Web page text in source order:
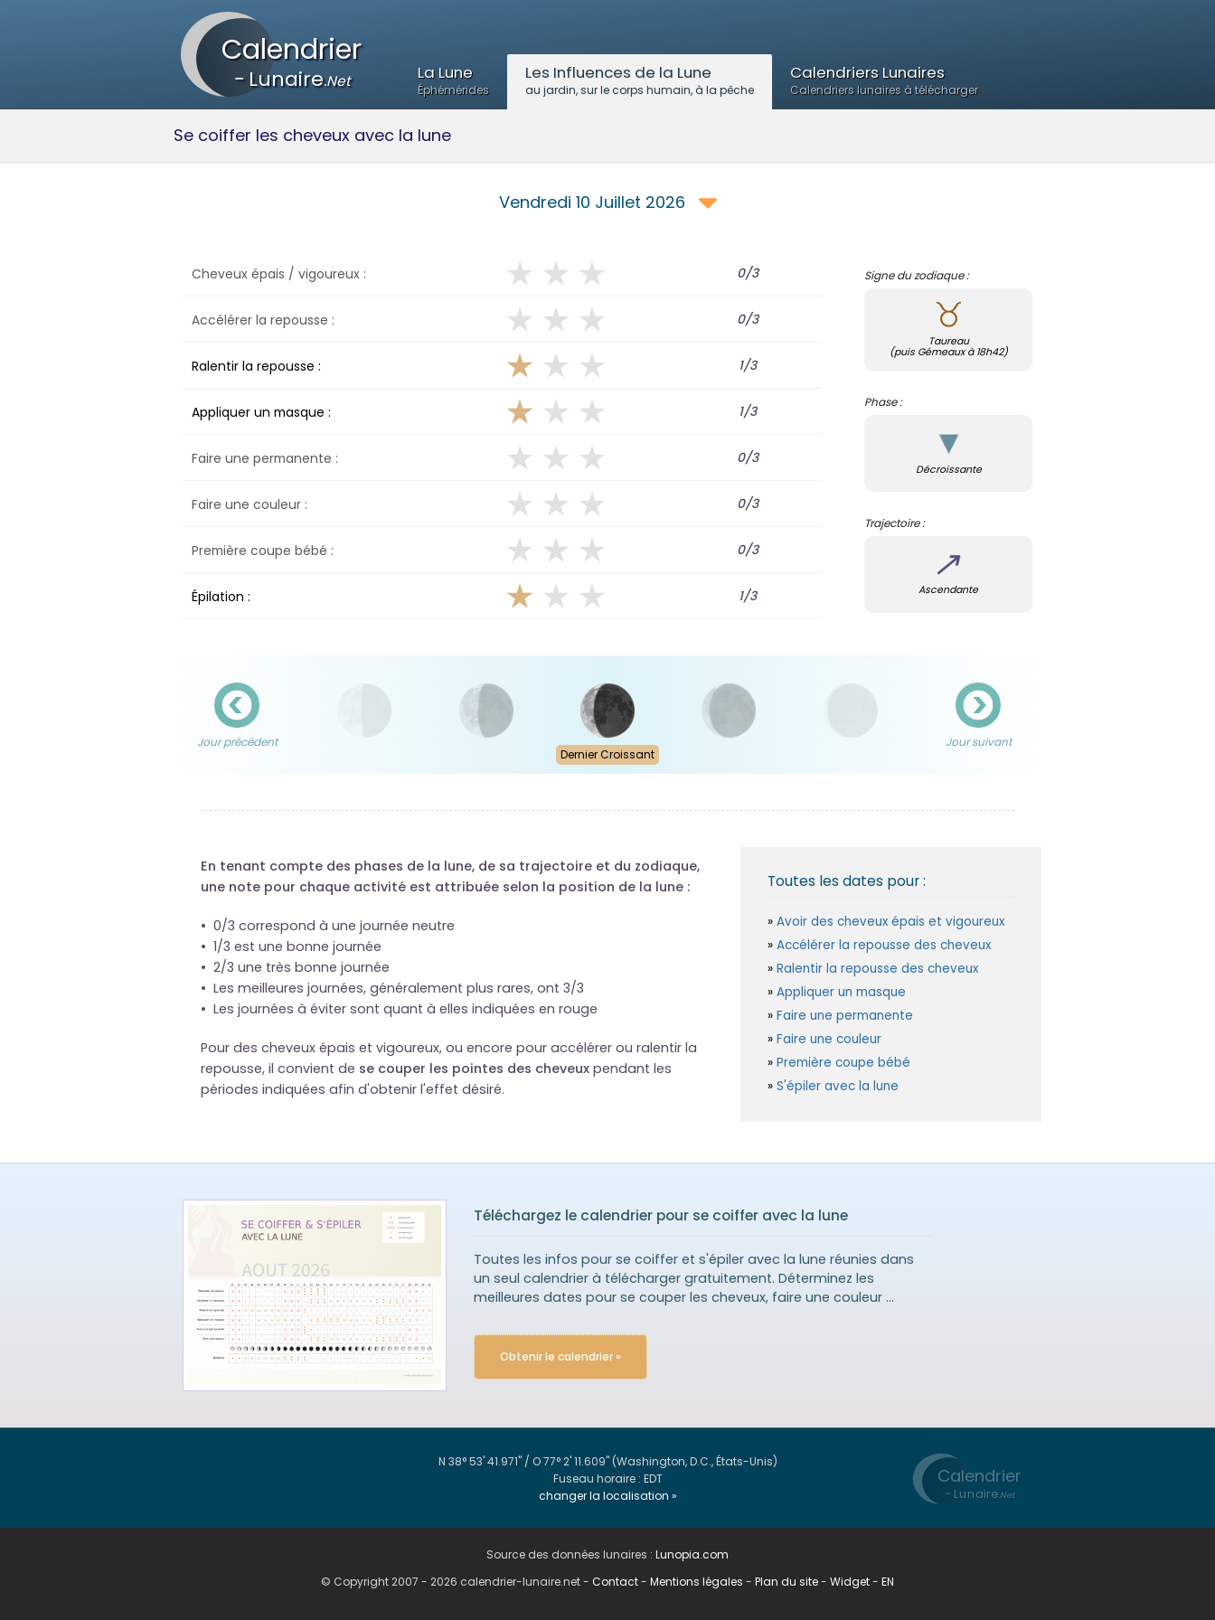
Calendrier
-Lunaire.Net La Lune
Éphémérides
Les Influences de la Lune
au jardin, sur le corps humain, à la pêche
Calendriers Lunaires
Calendriers lunaires à télécharger
Se coiffer les cheveux avec la lune
Vendredi 10 Juillet 2026
Signe du zodiaque :
Taureau
(puis Gémeaux à 18h42)
Phase :
Décroissante
Trajectoire :
Ascendante
Cheveux épais / vigoureux : 0/3
Accélérer la repousse : 0/3
Ralentir la repousse : 1/3
Appliquer un masque : 1/3
Faire une permanente : 0/3
Faire une couleur : 0/3
Première coupe bébé : 0/3
Épilation : 1/3
Jour précédent
Jour suivant
Dernier Croissant
En tenant compte des phases de la lune, de sa trajectoire et du zodiaque,
une note pour chaque activité est attribuée selon la position de la lune :
• 0/3 correspond à une journée neutre
• 1/3 est une bonne journée
• 2/3 une très bonne journée
• Les meilleures journées, généralement plus rares, ont 3/3
• Les journées à éviter sont quant à elles indiquées en rouge
Pour des cheveux épais et vigoureux, ou encore pour accélérer ou ralentir la
repousse, il convient de se couper les pointes des cheveux pendant les
périodes indiquées afin d'obtenir l'effet désiré.
Toutes les dates pour :
Avoir des cheveux épais et vigoureux
Accélérer la repousse des cheveux
Ralentir la repousse des cheveux
Appliquer un masque
Faire une permanente
Faire une couleur
Première coupe bébé
S'épiler avec la lune
Téléchargez le calendrier pour se coiffer avec la lune
Toutes les infos pour se coiffer et s'épiler avec la lune réunies dans
un seul calendrier à télécharger gratuitement. Déterminez les
meilleures dates pour se couper les cheveux, faire une couleur ...
Obtenir le calendrier »
Calendrier
- Lunaire.Net
N 38° 53' 41.971" / O 77° 2' 11.609" (Washington, D.C., États-Unis)
Fuseau horaire : EDT
changer la localisation »
Source des données lunaires : Lunopia.com
© Copyright 2007 - 2026 calendrier-lunaire.net- Contact- Mentions légales - Plan du site- Widget- EN